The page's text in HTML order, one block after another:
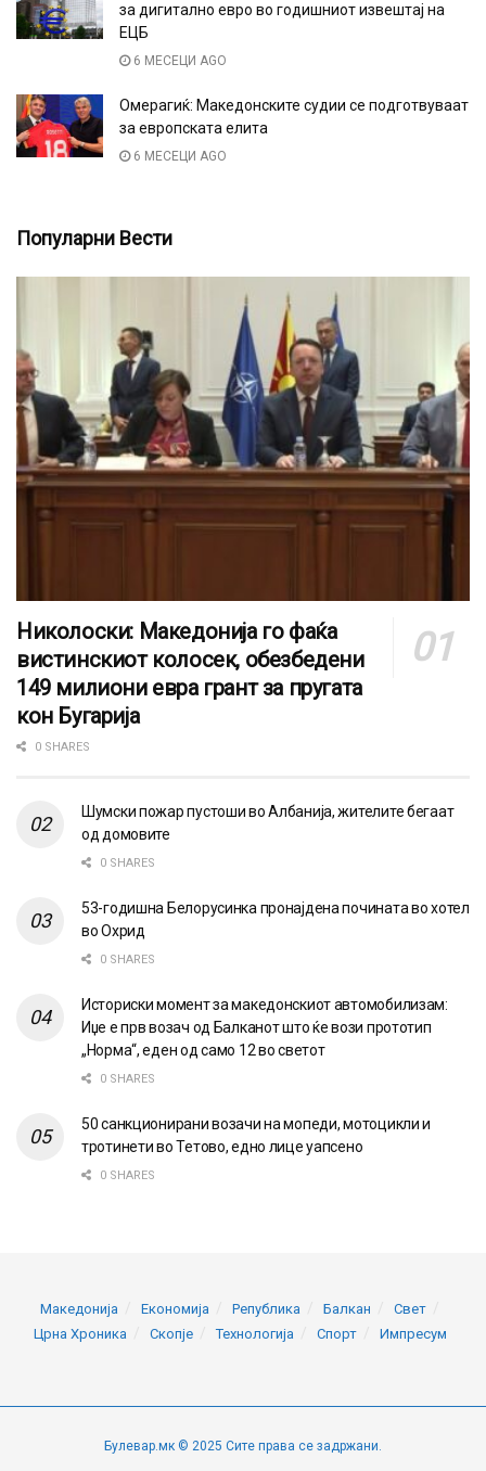
за дигитално евро во годишниот извештај на
ЕЦБ
6 МЕСЕЦИ AGO
Омерагиќ: Македонските судии се подготвуваат
за европската елита
6 МЕСЕЦИ AGO
Популарни Вести
Николоски: Македонија го фаќа
вистинскиот колосек, обезбедени
149 милиони евра грант за пругата
кон Бугарија
0 SHARES
Шумски пожар пустоши во Албанија, жителите бегаат
од домовите
0 SHARES
53-годишна Белорусинка пронајдена почината во хотел
во Охрид
0 SHARES
Историски момент за македонскиот автомобилизам:
Иџе е прв возач од Балканот што ќе вози прототип
„Норма“, еден од само 12 во светот
0 SHARES
50 санкционирани возачи на мопеди, мотоцикли и
тротинети во Тетово, едно лице уапсено
0 SHARES
Македонија Економија Република Балкан
Свет
Црна Хроника
Скопје Технологија Спорт Импресум
Булевар.мк © 2025 Сите права се задржани.